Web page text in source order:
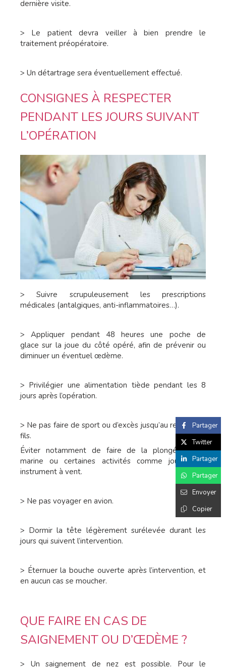
dernière visite.
> Le patient devra veiller à bien prendre le
traitement préopératoire.
> Un détartrage sera éventuellement effectué.
CONSIGNES À RESPECTER
PENDANT LES JOURS SUIVANT
L’OPÉRATION
> Suivre scrupuleusement les prescriptions
médicales (antalgiques, anti-inflammatoires…).
> Appliquer pendant 48 heures une poche de
glace sur la joue du côté opéré, afin de prévenir ou
diminuer un éventuel œdème.
> Privilégier une alimentation tiède pendant les 8
jours après l’opération.
> Ne pas faire de sport ou d’excès jusqu’au retrait des
fils.
Éviter notamment de faire de la plongée sous-
marine ou certaines activités comme jouer d’un
instrument à vent.
> Ne pas voyager en avion.
> Dormir la tête légèrement surélevée durant les
jours qui suivent l’intervention.
> Éternuer la bouche ouverte après l’intervention, et
en aucun cas se moucher.
QUE FAIRE EN CAS DE
SAIGNEMENT OU D’ŒDÈME ?
> Un saignement de nez est possible. Pour le
Partager
Twitter
Partager
Partager
Envoyer
Copier